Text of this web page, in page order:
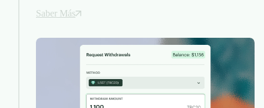
Saber Más